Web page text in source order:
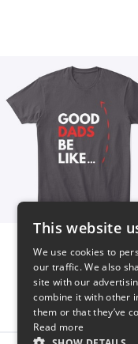
$35
This website
We use cookies to
our traffic. We also
site with our
combine it with other
them or that they’ve
Read more